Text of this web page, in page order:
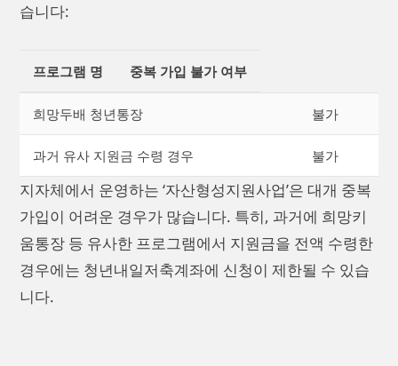
습니다:
프로그램 명 중복 가입 불가 여부
희망두배 청년통장 불가
과거 유사 지원금 수령 경우 불가
지자체에서 운영하는 ‘자산형성지원사업’은 대개 중복
가입이 어려운 경우가 많습니다. 특히, 과거에 희망키
움통장 등 유사한 프로그램에서 지원금을 전액 수령한
경우에는 청년내일저축계좌에 신청이 제한될 수 있습
니다.